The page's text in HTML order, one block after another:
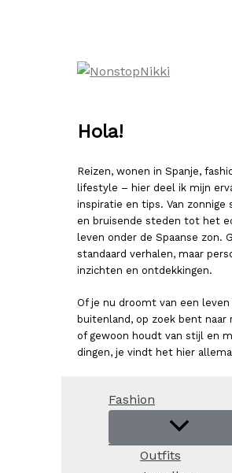
Hola!
Reizen, wonen in Spanje,
lifestyle – hier deel ik mijn
inspiratie en tips. Van zonnige
en bruisende steden tot het
leven onder de Spaanse zon.
standaard verhalen, maar
inzichten en ontdekkingen.
Of je nu droomt van een
buitenland, op zoek bent naar
of gewoon houdt van stijl en
dingen, je vindt het hier
Fashion
Outfits